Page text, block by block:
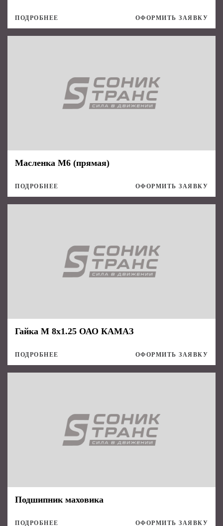
ПОДРОБНЕЕ ОФОРМИТЬ ЗАЯВКУ
Масленка М6 (прямая)
ПОДРОБНЕЕ ОФОРМИТЬ ЗАЯВКУ
Гайка М 8х1.25 ОАО КАМАЗ
ПОДРОБНЕЕ ОФОРМИТЬ ЗАЯВКУ
Подшипник маховика
ПОДРОБНЕЕ ОФОРМИТЬ ЗАЯВКУ